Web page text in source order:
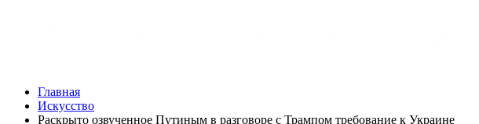
Главная
Искусство
Раскрыто озвученное Путиным в разговоре с Трампом требование к Украине